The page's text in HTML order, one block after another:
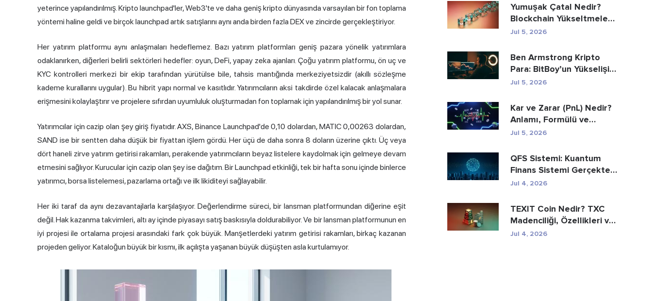
yeterince yapılandırılmış. Kripto launchpad'ler, Web3'te ve daha geniş kripto dünyasında varsayılan bir fon toplama
yöntemi haline geldi ve birçok launchpad artık satışlarını aynı anda birden fazla DEX ve zincirde gerçekleştiriyor.
Her yatırım platformu aynı anlaşmaları hedeflemez. Bazı yatırım platformları geniş pazara yönelik yatırımlara
odaklanırken, diğerleri belirli sektörleri hedefler: oyun, DeFi, yapay zeka ajanları. Çoğu yatırım platformu, ön uç ve
KYC kontrolleri merkezi bir ekip tarafından yürütülse bile, tahsis mantığında merkeziyetsizdir (akıllı sözleşme
kademe kurallarını uygular). Bu hibrit yapı normal ve kasıtlıdır. Yatırımcıların aksi takdirde özel kalacak anlaşmalara
erişmesini kolaylaştırır ve projelere sıfırdan uyumluluk oluşturmadan fon toplamak için yapılandırılmış bir yol sunar.
Yatırımcılar için cazip olan şey giriş fiyatıdır. AXS, Binance Launchpad'de 0,10 dolardan, MATIC 0,00263 dolardan,
SAND ise bir sentten daha düşük bir fiyattan işlem gördü. Her üçü de daha sonra 8 doların üzerine çıktı. Üç veya
dört haneli zirve yatırım getirisi rakamları, perakende yatırımcıların beyaz listelere kaydolmak için gelmeye devam
etmesini sağlıyor. Kurucular için cazip olan şey ise dağıtım. Bir Launchpad etkinliği, tek bir hafta sonu içinde binlerce
yatırımcı, borsa listelemesi, pazarlama ortağı ve ilk likiditeyi sağlayabilir.
Her iki taraf da aynı dezavantajlarla karşılaşıyor. Değerlendirme süreci, bir lansman platformundan diğerine eşit
değil. Hak kazanma takvimleri, altı ay içinde piyasayı satış baskısıyla doldurabiliyor. Ve bir lansman platformunun en
iyi projesi ile ortalama projesi arasındaki fark çok büyük. Manşetlerdeki yatırım getirisi rakamları, birkaç kazanan
projeden geliyor. Kataloğun büyük bir kısmı, ilk açılışta yaşanan büyük düşüşten asla kurtulamıyor.
Yumuşak Çatal Nedir?
Blockchain Yükseltmeleri
Açıklanıyor
Jul 5, 2026
Ben Armstrong Kripto
Para: BitBoy’un Yükselişi
ve Düşüşü
Jul 5, 2026
Kar ve Zarar (PnL) Nedir?
Anlamı, Formülü ve
Hesaplama Yöntemi
Jul 5, 2026
QFS Sistemi: Kuantum
Finans Sistemi Gerçekte
Nedir (2026)
Jul 4, 2026
TEXIT Coin Nedir? TXC
Madenciliği, Özellikleri ve
Düzenleyici R...
Jul 4, 2026